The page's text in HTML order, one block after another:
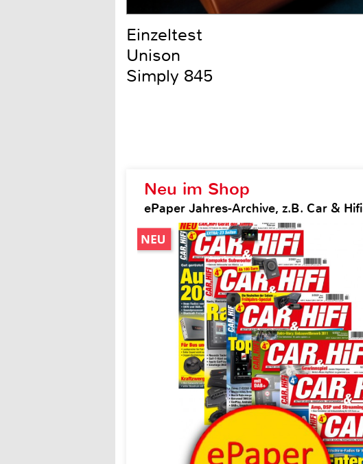
Neu im Shop
ePaper Jahres-Archive, z.B. Car & Hifi
Einzeltest
Unison
Simply 845